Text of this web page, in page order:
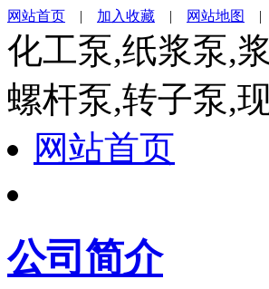
网站首页 | 加入收藏 | 网站地图 |
化工泵,纸浆泵,
螺杆泵,转子泵,
网站首页
公司简介